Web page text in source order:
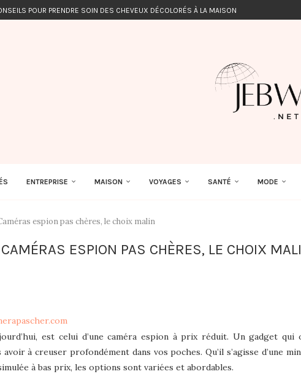
POUR PRENDRE SOIN DES CHEVEUX DÉCOLORÉS À LA MAISON
ENTREPRISE MAISON VOYAGES SANTÉ MODE
espion pas chères, le choix malin
CAMÉRAS ESPION PAS CHÈRES, LE CHOIX
est celui d’une caméra espion à prix réduit. Un gadget
à creuser profondément dans vos poches. Qu’il s’agisse d’une
à bas prix, les options sont variées et abordables.